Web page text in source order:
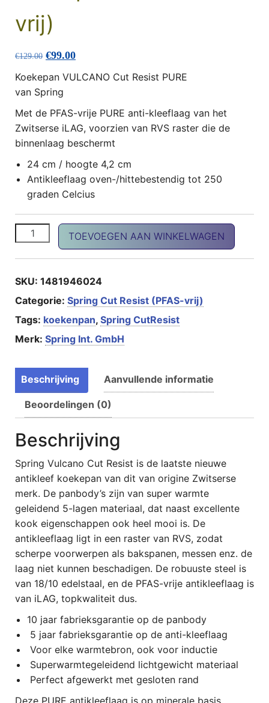
vrij)
€129.00 Oorspronkelijke prijs was: €129.00.
€99.00Huidige prijs is: €99.00.
Koekepan VULCANO Cut Resist PURE
van Spring
Met de PFAS-vrije PURE anti-kleeflaag van het
Zwitserse iLAG, voorzien van RVS raster die de
binnenlaag beschermt
24 cm / hoogte 4,2 cm
Antikleeflaag oven-/hittebestendig tot 250
graden Celcius
Cut Resist PURE koekepan 24cm (PFAS-vrij) aantal
TOEVOEGEN AAN WINKELWAGEN
SKU: 1481946024
Categorie: Spring Cut Resist (PFAS-vrij)
Tags: koekenpan, Spring CutResist
Merk: Spring Int. GmbH
Beschrijving Aanvullende informatie
Beoordelingen (0)
Beschrijving
Spring Vulcano Cut Resist is de laatste nieuwe
antikleef koekepan van dit van origine Zwitserse
merk. De panbody’s zijn van super warmte
geleidend 5-lagen materiaal, dat naast excellente
kook eigenschappen ook heel mooi is. De
antikleeflaag ligt in een raster van RVS, zodat
scherpe voorwerpen als bakspanen, messen enz. de
laag niet kunnen beschadigen. De robuuste steel is
van 18/10 edelstaal, en de PFAS-vrije antikleeflaag is
van iLAG, topkwaliteit dus.
10 jaar fabrieksgarantie op de panbody
5 jaar fabrieksgarantie op de anti-kleeflaag
Voor elke warmtebron, ook voor inductie
Superwarmtegeleidend lichtgewicht materiaal
Perfect afgewerkt met gesloten rand
Deze PURE antikleeflaag is op minerale basis